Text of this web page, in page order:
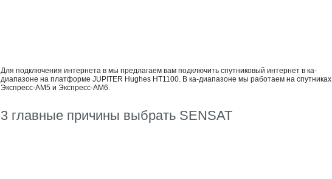
Для подключения интернета в мы предлагаем вам подключить спутниковый интернет в ка-
диапазоне на платформе JUPITER Hughes НТ1100. В ка-диапазоне мы работаем на спутниках
Экспресс-АМ5 и Экспресс-АМ6.
3 главные причины выбрать SENSAT